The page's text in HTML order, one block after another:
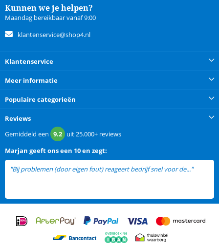
Kunnen we je helpen?
Maandag bereikbaar vanaf 9:00
klantenservice@shop4.nl
Klantenservice
Meer informatie
Populaire categorieën
Reviews
Gemiddeld een 9.2 uit25.000+ reviews
Marjan geeft ons een 10 en zegt:
"Bij problemen (door eigen fout) reageert bedrijf snel voor de..."